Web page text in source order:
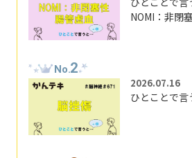
NOMI：非閉
No.2
2026.07.16
ひとことで